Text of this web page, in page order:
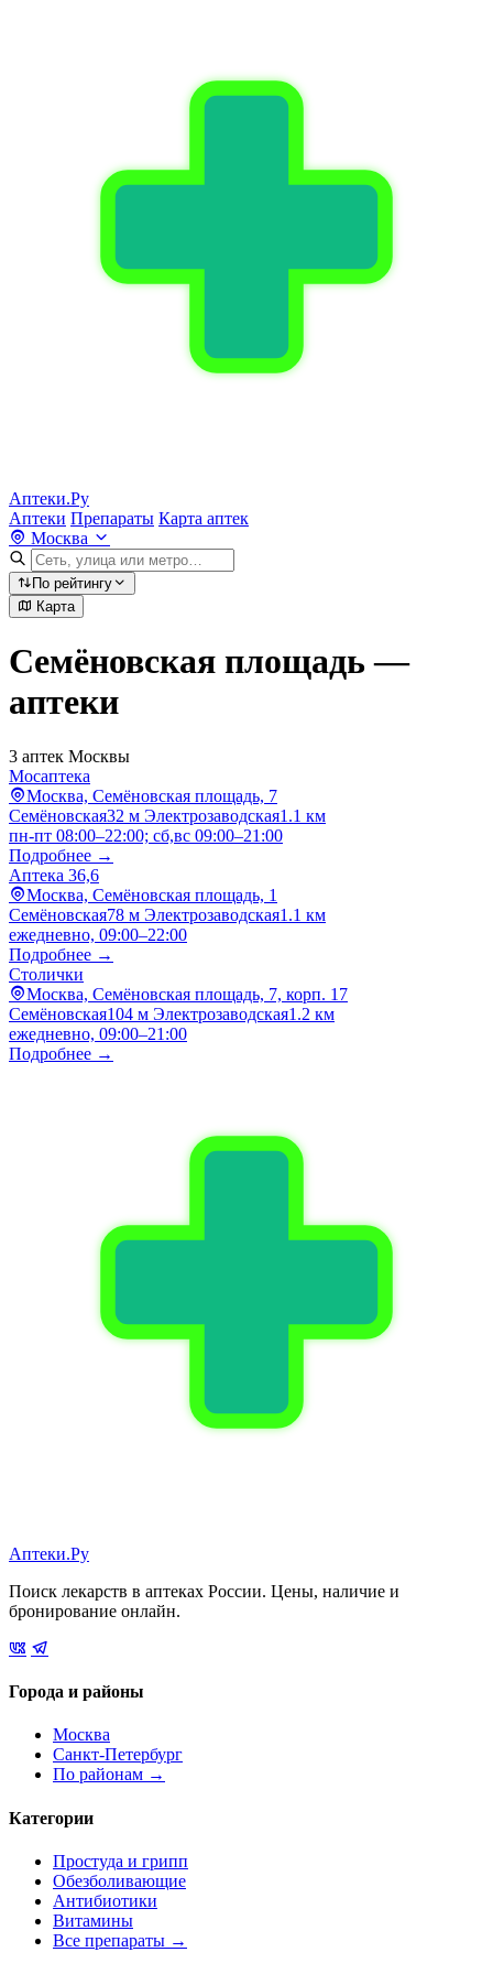
Аптеки.Ру
Аптеки Препараты Карта аптек
Москва
По рейтингу
Карта
Семёновская площадь —
аптеки
3 аптек Москвы
Мосаптека
Москва, Семёновская площадь, 7
Семёновская32 м Электрозаводская1.1 км
пн-пт 08:00–22:00; сб,вс 09:00–21:00
Подробнее →
Аптека 36,6
Москва, Семёновская площадь, 1
Семёновская78 м Электрозаводская1.1 км
ежедневно, 09:00–22:00
Подробнее →
Столички
Москва, Семёновская площадь, 7, корп. 17
Семёновская104 м Электрозаводская1.2 км
ежедневно, 09:00–21:00
Подробнее →
Аптеки.Ру
Поиск лекарств в аптеках России. Цены, наличие и
бронирование онлайн.
Города и районы
Москва
Санкт-Петербург
По районам →
Категории
Простуда и грипп
Обезболивающие
Антибиотики
Витамины
Все препараты →